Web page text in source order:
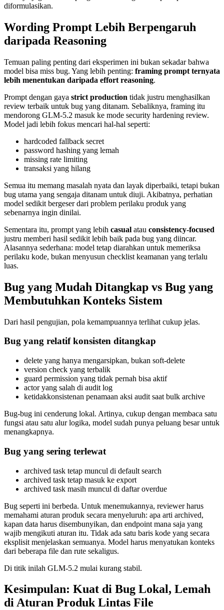
diformulasikan.
Wording Prompt Lebih Berpengaruh
daripada Reasoning
Temuan paling penting dari eksperimen ini bukan sekadar bahwa
model bisa miss bug. Yang lebih penting: framing prompt ternyata
lebih menentukan daripada effort reasoning.
Prompt dengan gaya strict production tidak justru menghasilkan
review terbaik untuk bug yang ditanam. Sebaliknya, framing itu
mendorong GLM-5.2 masuk ke mode security hardening review.
Model jadi lebih fokus mencari hal-hal seperti:
hardcoded fallback secret
password hashing yang lemah
missing rate limiting
transaksi yang hilang
Semua itu memang masalah nyata dan layak diperbaiki, tetapi bukan
bug utama yang sengaja ditanam untuk diuji. Akibatnya, perhatian
model sedikit bergeser dari problem perilaku produk yang
sebenarnya ingin dinilai.
Sementara itu, prompt yang lebih casual atau consistency-focused
justru memberi hasil sedikit lebih baik pada bug yang diincar.
Alasannya sederhana: model tetap diarahkan untuk memeriksa
perilaku kode, bukan menyusun checklist keamanan yang terlalu
luas.
Bug yang Mudah Ditangkap vs Bug yang
Membutuhkan Konteks Sistem
Dari hasil pengujian, pola kemampuannya terlihat cukup jelas.
Bug yang relatif konsisten ditangkap
delete yang hanya mengarsipkan, bukan soft-delete
version check yang terbalik
guard permission yang tidak pernah bisa aktif
actor yang salah di audit log
ketidakkonsistenan penamaan aksi audit saat bulk archive
Bug-bug ini cenderung lokal. Artinya, cukup dengan membaca satu
fungsi atau satu alur logika, model sudah punya peluang besar untuk
menangkapnya.
Bug yang sering terlewat
archived task tetap muncul di default search
archived task tetap masuk ke export
archived task masih muncul di daftar overdue
Bug seperti ini berbeda. Untuk menemukannya, reviewer harus
memahami aturan produk secara menyeluruh: apa arti archived,
kapan data harus disembunyikan, dan endpoint mana saja yang
wajib mengikuti aturan itu. Tidak ada satu baris kode yang secara
eksplisit menjelaskan semuanya. Model harus menyatukan konteks
dari beberapa file dan rute sekaligus.
Di titik inilah GLM-5.2 mulai kurang stabil.
Kesimpulan: Kuat di Bug Lokal, Lemah
di Aturan Produk Lintas File